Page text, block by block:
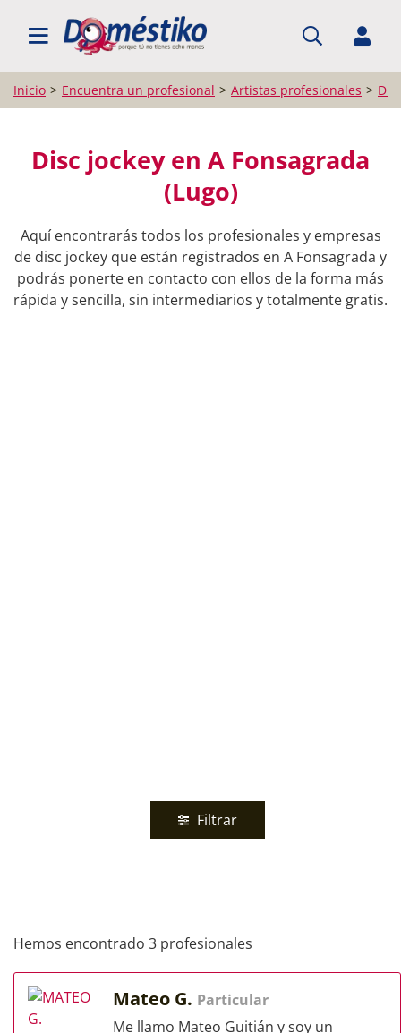
BUSCAR PROFESIONALES
Inicio Encuentra un profesional Artistas profesionales
Disc jockey en A Fonsagrada
(Lugo)
Aquí encontrarás todos los profesionales y empresas
de disc jockey que están registrados en A Fonsagrada y
podrás ponerte en contacto con ellos de la forma más
rápida y sencilla, sin intermediarios y totalmente gratis.
Filtrar
Hemos encontrado 3 profesionales
Mateo G. Particular
Me llamo Mateo Guitián y soy un